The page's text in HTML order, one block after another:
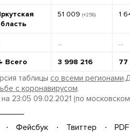
51 009 (+256) 1
... ...
Всего 3 998 216 77
таблицы со всеми регионами
с коронавирусом.
на 23:05 09.02.2021 (по
Фейсбук Твиттер PDF